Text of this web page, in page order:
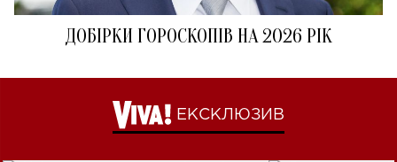
ДОБІРКИ ГОРОСКОПІВ НА 2026 РІК
ЕКСКЛЮЗИВ